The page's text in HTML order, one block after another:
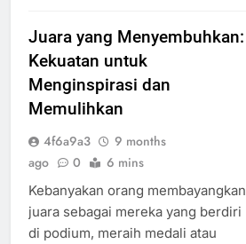
Juara yang Menyembuhkan:
Kekuatan untuk
Menginspirasi dan
Memulihkan
4f6a9a3
9 months
ago
0 6 mins
Kebanyakan orang membayangkan
juara sebagai mereka yang berdiri
di podium, meraih medali atau